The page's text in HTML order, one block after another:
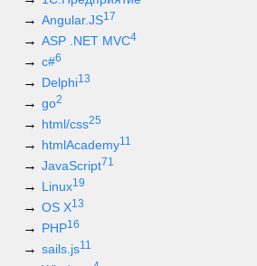
Angular.JS17
ASP .NET MVC4
c#6
Delphi13
go2
html/css25
htmlAcademy11
JavaScript71
Linux19
OS X13
PHP16
sails.js11